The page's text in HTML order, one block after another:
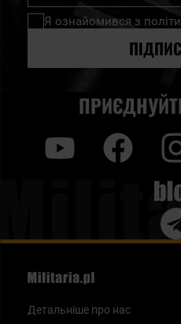
нашу
розсилку
Я ознайомився з
Детальніше про нас